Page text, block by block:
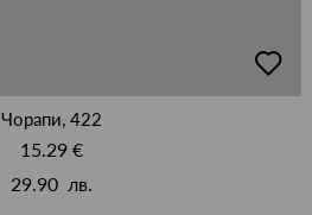
в
Чорапи, 422
15.29 €
29.90 лв.